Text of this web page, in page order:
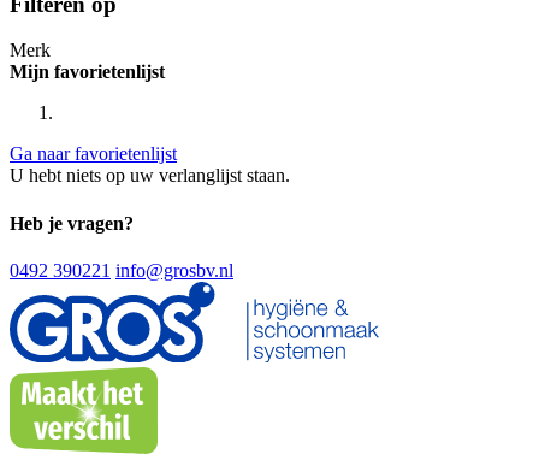
Merk
Mijn favorietenlijst
Ga naar favorietenlijst
U hebt niets op uw verlanglijst staan.
Heb je vragen?
0492 390221 info@grosbv.nl